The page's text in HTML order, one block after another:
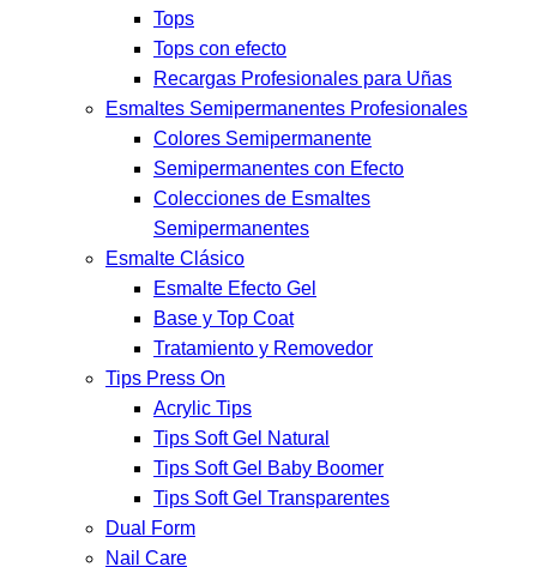
Tops
Tops con efecto
Recargas Profesionales para Uñas
Esmaltes Semipermanentes Profesionales
Colores Semipermanente
Semipermanentes con Efecto
Colecciones de Esmaltes
Semipermanentes
Esmalte Clásico
Esmalte Efecto Gel
Base y Top Coat
Tratamiento y Removedor
Tips Press On
Acrylic Tips
Tips Soft Gel Natural
Tips Soft Gel Baby Boomer
Tips Soft Gel Transparentes
Dual Form
Nail Care